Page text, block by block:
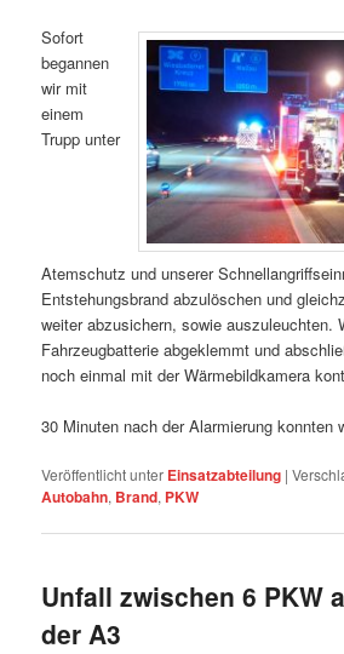
Sofort
begannen
wir mit
einem
Trupp unter
Atemschutz und unserer
Entstehungsbrand abzulöschen und
weiter abzusichern, sowie auszuleuchten.
Fahrzeugbatterie abgeklemmt und
noch einmal mit der Wärmebildkamera
30 Minuten nach der Alarmierung konnten
Veröffentlicht unter Einsatzabteilung |
Autobahn, Brand, PKW
Unfall zwischen 6 PKW
der A3